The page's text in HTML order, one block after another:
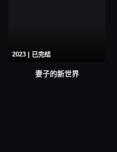
2023 | 已完结
妻子的新世界